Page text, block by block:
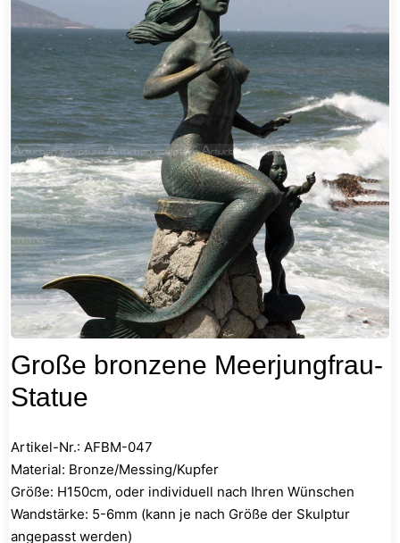
Große bronzene Meerjungfrau-
Statue
Artikel-Nr.: AFBM-047
Material: Bronze/Messing/Kupfer
Größe: H150cm, oder individuell nach Ihren Wünschen
Wandstärke: 5-6mm (kann je nach Größe der Skulptur
angepasst werden)